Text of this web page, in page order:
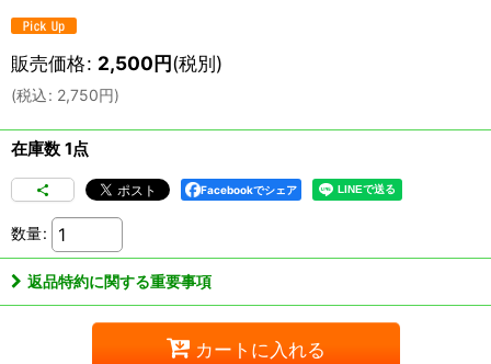
販売価格: 2,500円(税別)
(税込: 2,750円)
在庫数 1点
Facebookでシェア
数量:
返品特約に関する重要事項
カートに入れる